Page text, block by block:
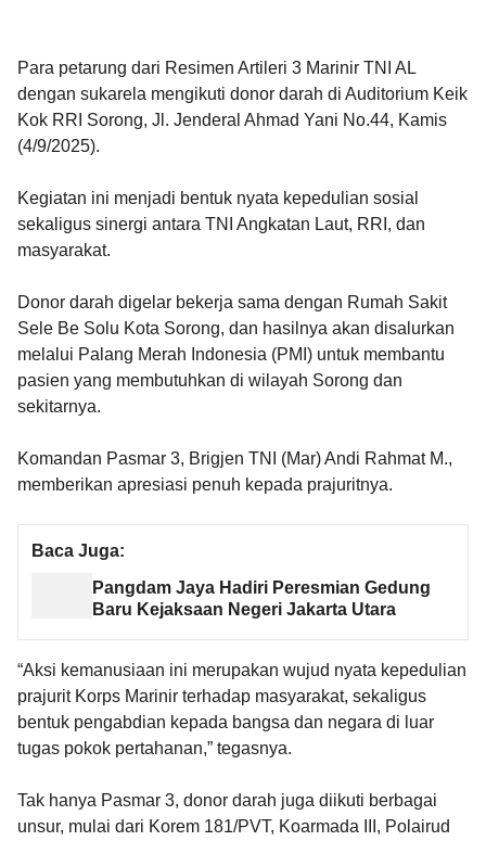
Para petarung dari Resimen Artileri 3 Marinir TNI AL
dengan sukarela mengikuti donor darah di Auditorium Keik
Kok RRI Sorong, Jl. Jenderal Ahmad Yani No.44, Kamis
(4/9/2025).
Kegiatan ini menjadi bentuk nyata kepedulian sosial
sekaligus sinergi antara TNI Angkatan Laut, RRI, dan
masyarakat.
Donor darah digelar bekerja sama dengan Rumah Sakit
Sele Be Solu Kota Sorong, dan hasilnya akan disalurkan
melalui Palang Merah Indonesia (PMI) untuk membantu
pasien yang membutuhkan di wilayah Sorong dan
sekitarnya.
Komandan Pasmar 3, Brigjen TNI (Mar) Andi Rahmat M.,
memberikan apresiasi penuh kepada prajuritnya.
Baca Juga:
Pangdam Jaya Hadiri Peresmian Gedung
Baru Kejaksaan Negeri Jakarta Utara
“Aksi kemanusiaan ini merupakan wujud nyata kepedulian
prajurit Korps Marinir terhadap masyarakat, sekaligus
bentuk pengabdian kepada bangsa dan negara di luar
tugas pokok pertahanan,” tegasnya.
Tak hanya Pasmar 3, donor darah juga diikuti berbagai
unsur, mulai dari Korem 181/PVT, Koarmada III, Polairud